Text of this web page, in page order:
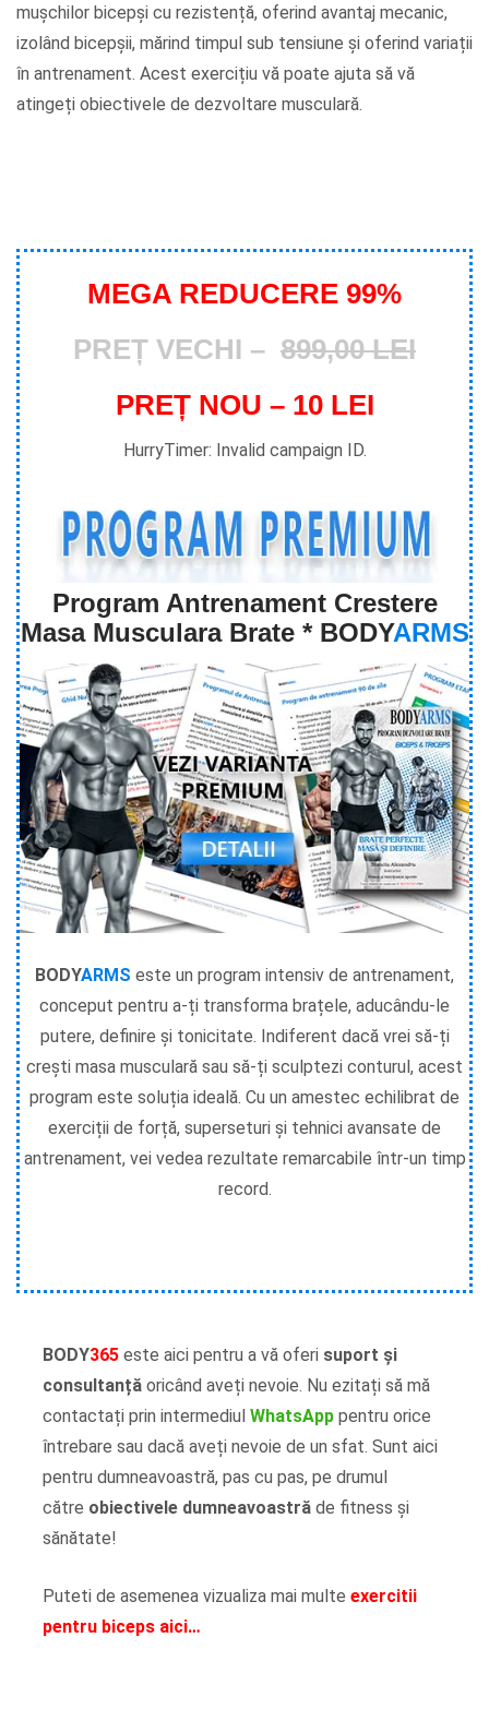
mușchilor bicepși cu rezistență, oferind avantaj mecanic,
izolând bicepșii, mărind timpul sub tensiune și oferind variații
în antrenament. Acest exercițiu vă poate ajuta să vă
atingeți obiectivele de dezvoltare musculară.
MEGA REDUCERE 99%
PREȚ VECHI – 899,00 LEI
PREȚ NOU – 10 LEI
HurryTimer: Invalid campaign ID.
Program Antrenament Crestere
Masa Musculara Brate * BODYARMS
BODYARMS este un program intensiv de antrenament,
conceput pentru a-ți transforma brațele, aducându-le
putere, definire și tonicitate. Indiferent dacă vrei să-ți
crești masa musculară sau să-ți sculptezi conturul, acest
program este soluția ideală. Cu un amestec echilibrat de
exerciții de forță, superseturi și tehnici avansate de
antrenament, vei vedea rezultate remarcabile într-un timp
record.
BODY365 este aici pentru a vă oferi suport și
consultanță oricând aveți nevoie. Nu ezitați să mă
contactați prin intermediul WhatsApp pentru orice
întrebare sau dacă aveți nevoie de un sfat. Sunt aici
pentru dumneavoastră, pas cu pas, pe drumul
către obiectivele dumneavoastră de fitness și
sănătate!
Puteti de asemenea vizualiza mai multe exercitii
pentru biceps aici…